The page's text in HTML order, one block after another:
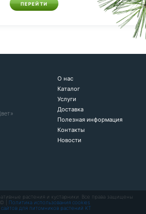
ПЕРЕЙТИ
О нас
Каталог
Услуги
Доставка
Полезная информация
Контакты
Новости
растения и кустарники. Все права защищены
| Политика использования cookies
сайтов для питомников растений KT